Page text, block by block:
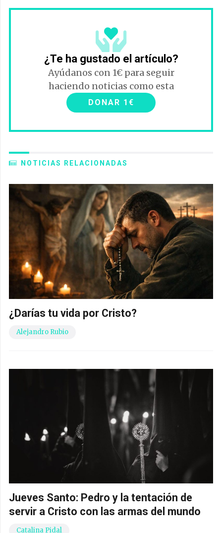
¿Te ha gustado el artículo?
Ayúdanos con 1€ para seguir
haciendo noticias como esta
DONAR 1€
NOTICIAS RELACIONADAS
¿Darías tu vida por Cristo?
Alejandro Rubio
Jueves Santo: Pedro y la tentación de
servir a Cristo con las armas del mundo
Catalina Pidal